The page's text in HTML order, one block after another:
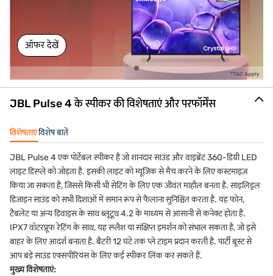
ऑफर देखें
JBL Pulse 4 के स्पीकर की विशेषताएं और परफॉर्मेंस
विशेषताएंविशेष बातें
JBL Pulse 4 एक पोर्टेबल स्पीकर है जो शानदार साउंड और वाइब्रेंट 360-डिग्री LED
लाइट डिस्प्ले को जोड़ता है. इसकी लाइट को म्यूज़िक से मैच करने के लिए कस्टमाइज़
किया जा सकता है, जिससे किसी भी सेटिंग के लिए एक जीवंत माहौल बनता है. साइलिड्रल
डिज़ाइन साउंड को सभी दिशाओं में समान रूप से फैलाना सुनिश्चित करता है. यह फोन,
टैबलेट या अन्य डिवाइस के साथ ब्लूटूथ 4.2 के माध्यम से आसानी से कनेक्ट होता है.
IPX7 वॉटरप्रूफ रेटिंग के साथ, यह स्प्लैश या संक्षिप्त इमर्शन को संभाल सकता है, जो इसे
बाहर के लिए आदर्श बनाता है. बैटरी 12 घंटे तक प्ले टाइम प्रदान करती है. पार्टी बूस्ट से
आप बड़े साउंड एक्सपीरियंस के लिए कई स्पीकर लिंक कर सकते हैं.
मुख्य विशेषताएं: